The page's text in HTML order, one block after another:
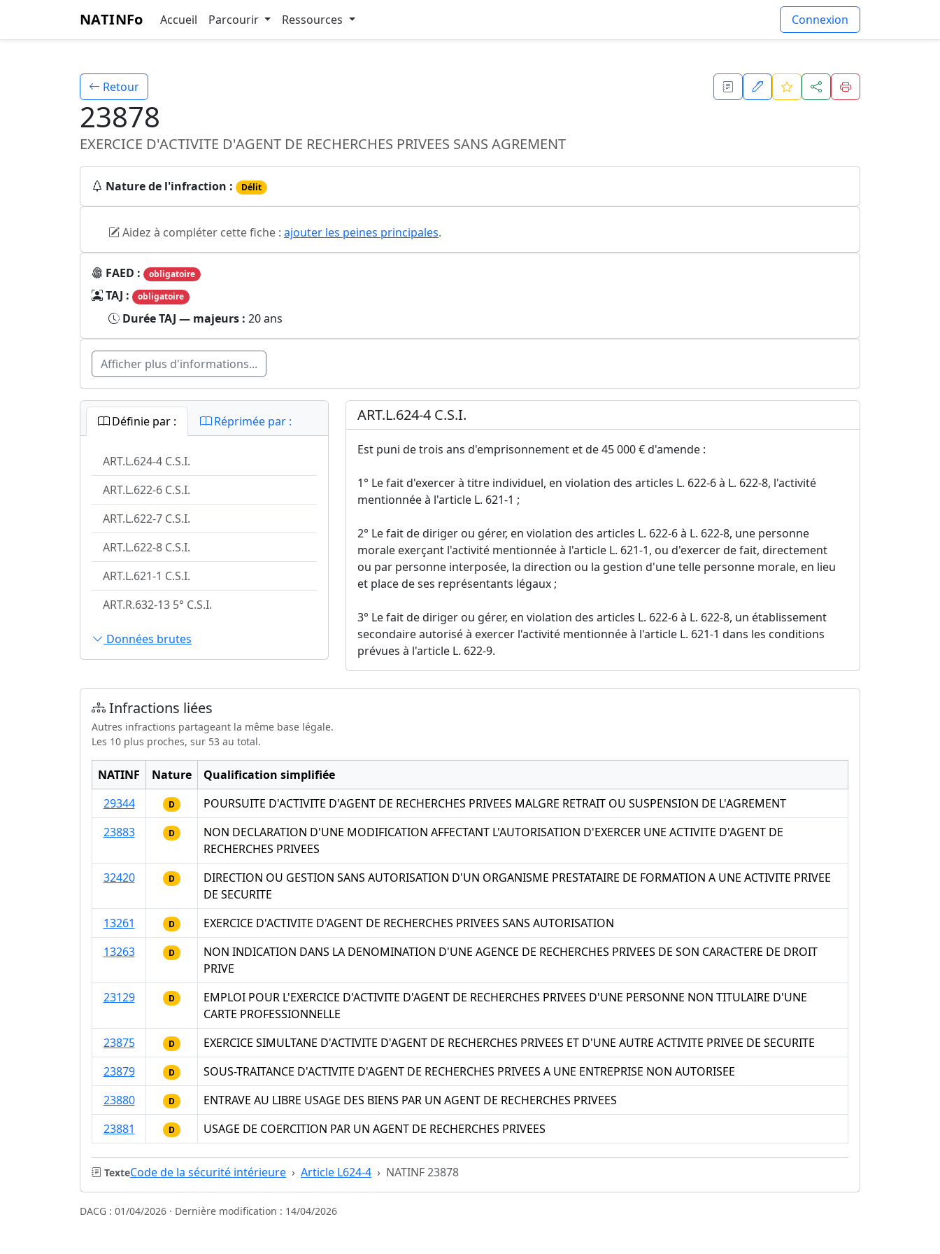
NATINFo Accueil Parcourir Ressources Connexion
Retour
23878
EXERCICE D'ACTIVITE D'AGENT DE RECHERCHES PRIVEES SANS AGREMENT
Nature de l'infraction : Délit
Aidez à compléter cette fiche : ajouter les peines principales.
FAED : obligatoire
TAJ : obligatoire
Durée TAJ — majeurs : 20 ans
Afficher plus d'informations...
Définie par : Réprimée par :
ART.L.624-4 C.S.I.
ART.L.622-6 C.S.I.
ART.L.622-7 C.S.I.
ART.L.622-8 C.S.I.
ART.L.621-1 C.S.I.
ART.R.632-13 5° C.S.I.
Données brutes
ART.L.624-4 C.S.I.
Est puni de trois ans d'emprisonnement et de 45 000 € d'amende :
1° Le fait d'exercer à titre individuel, en violation des articles L. 622-6 à L. 622-8, l'activité
mentionnée à l'article L. 621-1 ;
2° Le fait de diriger ou gérer, en violation des articles L. 622-6 à L. 622-8, une personne
morale exerçant l'activité mentionnée à l'article L. 621-1, ou d'exercer de fait, directement
ou par personne interposée, la direction ou la gestion d'une telle personne morale, en lieu
et place de ses représentants légaux ;
3° Le fait de diriger ou gérer, en violation des articles L. 622-6 à L. 622-8, un établissement
secondaire autorisé à exercer l'activité mentionnée à l'article L. 621-1 dans les conditions
prévues à l'article L. 622-9.
Infractions liées
Autres infractions partageant la même base légale.
Les 10 plus proches, sur 53 au total.
NATINF Nature
Qualification simplifiée
29344
D
POURSUITE D'ACTIVITE D'AGENT DE RECHERCHES PRIVEES MALGRE RETRAIT OU SUSPENSION DE L'AGREMENT
23883
D
NON DECLARATION D'UNE MODIFICATION AFFECTANT L'AUTORISATION D'EXERCER UNE ACTIVITE D'AGENT DE
RECHERCHES PRIVEES
32420
D
DIRECTION OU GESTION SANS AUTORISATION D'UN ORGANISME PRESTATAIRE DE FORMATION A UNE ACTIVITE PRIVEE
DE SECURITE
13261
D
EXERCICE D'ACTIVITE D'AGENT DE RECHERCHES PRIVEES SANS AUTORISATION
13263
D
NON INDICATION DANS LA DENOMINATION D'UNE AGENCE DE RECHERCHES PRIVEES DE SON CARACTERE DE DROIT
PRIVE
23129
D
EMPLOI POUR L'EXERCICE D'ACTIVITE D'AGENT DE RECHERCHES PRIVEES D'UNE PERSONNE NON TITULAIRE D'UNE
CARTE PROFESSIONNELLE
23875
D
EXERCICE SIMULTANE D'ACTIVITE D'AGENT DE RECHERCHES PRIVEES ET D'UNE AUTRE ACTIVITE PRIVEE DE SECURITE
23879
D
SOUS-TRAITANCE D'ACTIVITE D'AGENT DE RECHERCHES PRIVEES A UNE ENTREPRISE NON AUTORISEE
23880
D
ENTRAVE AU LIBRE USAGE DES BIENS PAR UN AGENT DE RECHERCHES PRIVEES
23881
D USAGE DE COERCITION PAR UN AGENT DE RECHERCHES PRIVEES
TexteCode de la sécurité intérieure Article L624-4 NATINF 23878
DACG : 01/04/2026 · Dernière modification : 14/04/2026